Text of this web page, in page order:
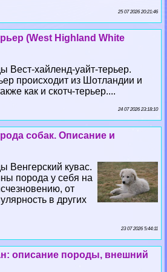
25 07 2026 20:21:46
(West Highland White
Вест-хайленд-уайт-терьер.
происходит из Шотландии и
как и скотч-терьер....
24 07 2026 23:18:10
собак. Описание и
Венгерский кувас.
порода у себя на
от
в других
23 07 2026 5:44:11
описание породы, внешний